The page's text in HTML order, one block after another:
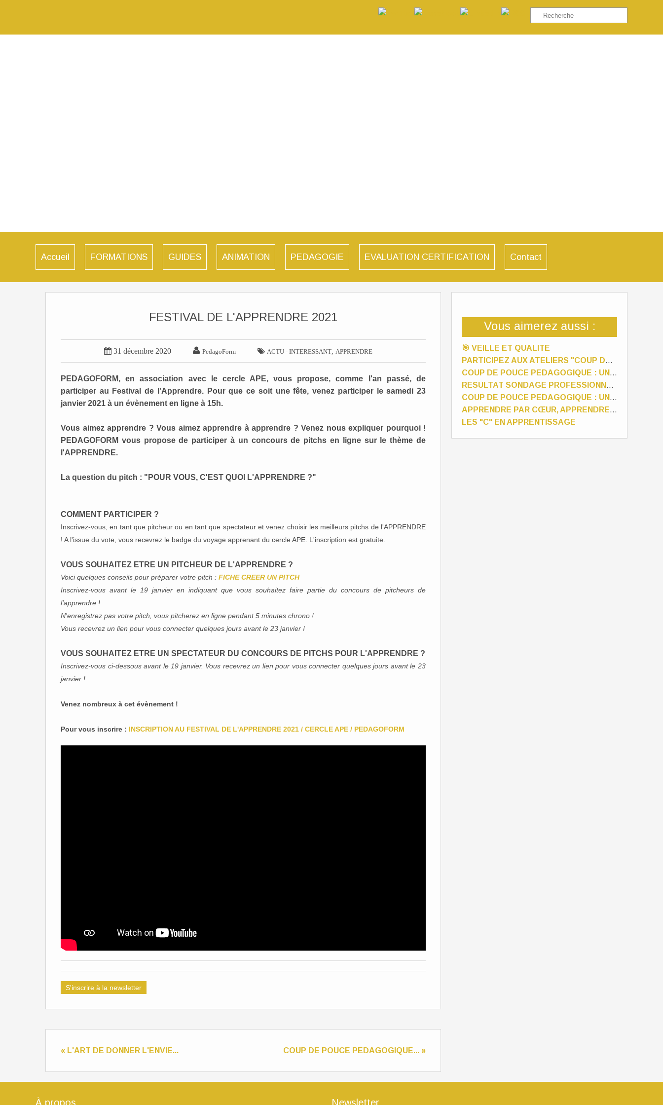
Accueil FORMATIONS GUIDES ANIMATION PEDAGOGIE EVALUATION CERTIFICATION Contact
Vous aimerez aussi :
🎯 VEILLE ET QUALITE
PARTICIPEZ AUX ATELIERS "COUP DE POUCE PEDAGOGIQUE" EN JANVIER 2024
COUP DE POUCE PEDAGOGIQUE : UN CYCLE DE 3 WEBINAIRES PROPOSES PAR PEDAGOFORM
RESULTAT SONDAGE PROFESSIONNALISATION DES FORMATEURS
COUP DE POUCE PEDAGOGIQUE : UN CYCLE DE 3 WEBINAIRES PROPOSES PAR PEDAGOFORM
APPRENDRE PAR CŒUR, APPRENDRE PAR LE CŒUR
LES "C" EN APPRENTISSAGE
FESTIVAL DE L'APPRENDRE 2021
 31 décembre 2020  PedagoForm  ACTU - INTERESSANT APPRENDRE
PEDAGOFORM, en association avec le cercle APE, vous propose, comme l'an passé, de
participer au Festival de l'Apprendre. Pour que ce soit une fête, venez participer le samedi 23
janvier 2021 à un évènement en ligne à 15h.
Vous aimez apprendre ? Vous aimez apprendre à apprendre ? Venez nous expliquer pourquoi !
PEDAGOFORM vous propose de participer à un concours de pitchs en ligne sur le thème de
l'APPRENDRE.
La question du pitch : "POUR VOUS, C'EST QUOI L'APPRENDRE ?"
COMMENT PARTICIPER ?
Inscrivez-vous, en tant que pitcheur ou en tant que spectateur et venez choisir les meilleurs pitchs de l'APPRENDRE
! A l'issue du vote, vous recevrez le badge du voyage apprenant du cercle APE. L'inscription est gratuite.
VOUS SOUHAITEZ ETRE UN PITCHEUR DE L'APPRENDRE ?
Voici quelques conseils pour préparer votre pitch : FICHE CREER UN PITCH
Inscrivez-vous avant le 19 janvier en indiquant que vous souhaitez faire partie du concours de pitcheurs de
l'apprendre !
N'enregistrez pas votre pitch, vous pitcherez en ligne pendant 5 minutes chrono !
Vous recevrez un lien pour vous connecter quelques jours avant le 23 janvier !
VOUS SOUHAITEZ ETRE UN SPECTATEUR DU CONCOURS DE PITCHS POUR L'APPRENDRE ?
Inscrivez-vous ci-dessous avant le 19 janvier. Vous recevrez un lien pour vous connecter quelques jours avant le 23
janvier !
Venez nombreux à cet évènement !
Pour vous inscrire : INSCRIPTION AU FESTIVAL DE L'APPRENDRE 2021 / CERCLE APE / PEDAGOFORM
S'inscrire à la newsletter
« L'ART DE DONNER L'ENVIE... COUP DE POUCE PEDAGOGIQUE... »
À propos Newsletter